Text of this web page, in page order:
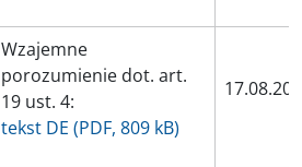
Wzajemne
porozumienie dot. art.
19 ust. 4:
tekst DE (PDF, 809 kB)